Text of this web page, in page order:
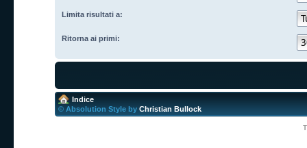
Limita risultati a:
Ritorna ai primi:
Indice
© Absolution Style by Christian Bullock